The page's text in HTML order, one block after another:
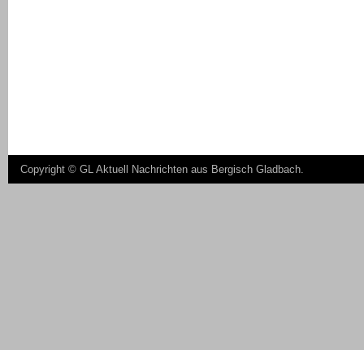
Copyright © GL Aktuell Nachrichten aus Bergisch Gladbach.